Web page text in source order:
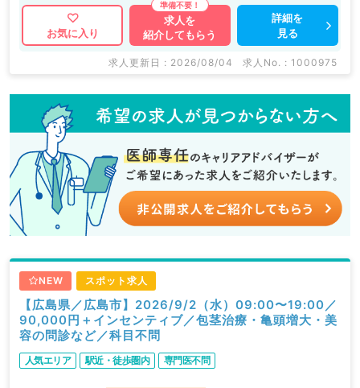
お気に入り
求人を
紹介してもらう
詳細を
見る
求人更新日 : 2026/08/04 求人No. : 1000975
NEW スポット求人
【広島県／広島市】2026/9/2（水）09:00〜19:00／
90,000円＋インセンティブ／包茎治療・亀頭増大・美
容の問診など／科目不問
人気エリア 駅近・徒歩圏内 専門医不問